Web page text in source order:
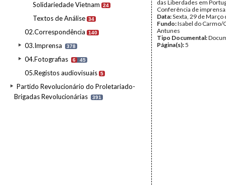
Solidariedade Vietnam 24
Textos de Análise 34
02.Correspondência 140
03.Imprensa 378
04.Fotografias 6 45
05.Registos audiovisuais 5
Partido Revolucionário do Proletariado-
Brigadas Revolucionárias
391
das Liberdades em
Conferência de
Data:Sexta, 29 de Março
Fundo:Isabel do Carmo/
Antunes
Tipo Documental:
Página(s):5